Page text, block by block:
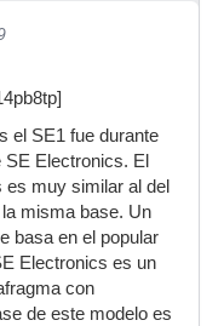
el SE1 fue durante
Electronics. El
muy similar al del
misma base. Un
basa en el popular
Electronics es un
con
de este modelo es